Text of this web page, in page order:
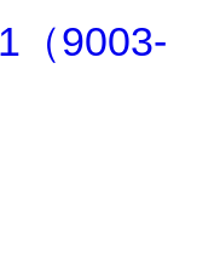
（9003-